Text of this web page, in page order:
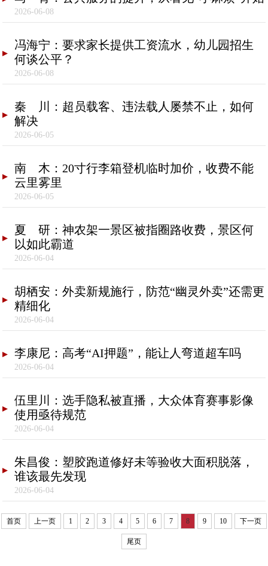
2026-06-08
冯海宁：要求家长提供工资流水，幼儿园招生
何谈公平？
2026-06-08
秦 川：超员载客、违法载人屡禁不止，如何
解决
2026-06-05
南 木：20寸行李箱登机临时加价，收费不能
云里雾里
2026-06-05
夏 研：神农架一景区被指圈路收费，景区何
以如此霸道
2026-06-04
胡栖安：外卖新规施行，防范“幽灵外卖”还需更
精细化
2026-06-04
李康尼：高考“AI押题”，能让人弯道超车吗
2026-06-04
伍里川：选手隐私被直播，大众体育赛事影像
使用亟待规范
2026-06-04
朱昌俊：塑胶跑道修好未等验收大面积脱落，
谁该最先发现
2026-06-04
首页 上一页 1 2 3 4 5 6 7 8 9 10 下一页
尾页